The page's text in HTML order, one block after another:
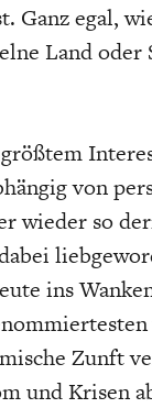
Ganz egal,
Land
von
wieder so
ins
Zunft
und Krisen